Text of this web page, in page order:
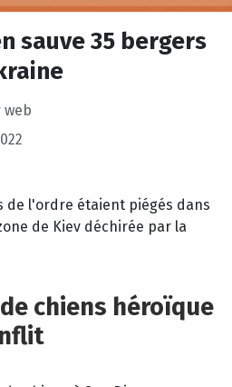
sauve 35 bergers
web
de l'ordre étaient piégés dans
de Kiev déchirée par la
chiens héroïque